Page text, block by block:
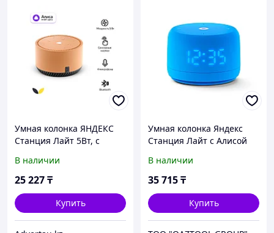
Умная колонка ЯНДЕКС
Станция Лайт 5Вт, с
(YNDX-00025B)
В наличии
25 227₸
Купить
Умная колонка Яндекс
Станция Лайт с Алисой
В наличии
35 715₸
Купить